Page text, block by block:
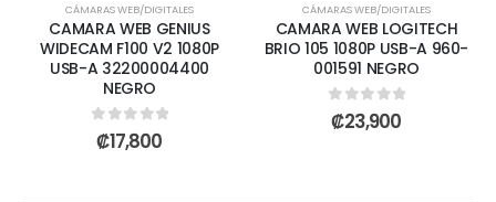
CÁMARAS WEB/DIGITALES
CAMARA WEB GENIUS
WIDECAM F100 V2 1080P
USB-A 32200004400
NEGRO
0out of 5
₡17,800
CÁMARAS WEB/DIGITALES
CAMARA WEB LOGITECH
BRIO 105 1080P USB-A 960-
001591 NEGRO
0out of 5
₡23,900